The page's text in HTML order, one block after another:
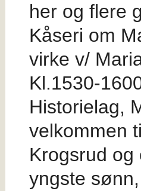
her og flere
Kåseri om
virke v/
Kl.1530-
Historielag,
velkommen
Krogsrud
yngste